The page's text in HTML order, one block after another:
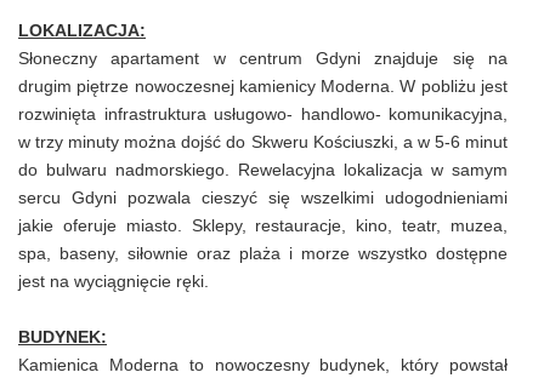
LOKALIZACJA:
Słoneczny apartament w centrum Gdyni znajduje się na
drugim piętrze nowoczesnej kamienicy Moderna. W pobliżu jest
rozwinięta infrastruktura usługowo- handlowo- komunikacyjna,
w trzy minuty można dojść do Skweru Kościuszki, a w 5-6 minut
do bulwaru nadmorskiego. Rewelacyjna lokalizacja w samym
sercu Gdyni pozwala cieszyć się wszelkimi udogodnieniami
jakie oferuje miasto. Sklepy, restauracje, kino, teatr, muzea,
spa, baseny, siłownie oraz plaża i morze wszystko dostępne
jest na wyciągnięcie ręki.
BUDYNEK:
Kamienica Moderna to nowoczesny budynek, który powstał